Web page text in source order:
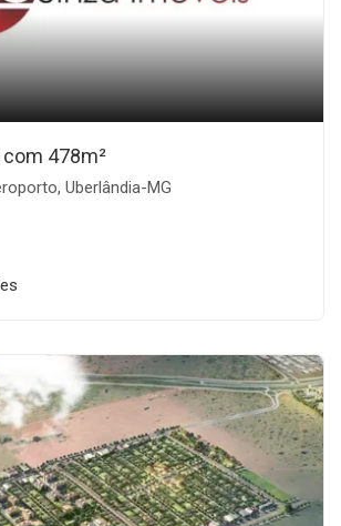
com 478m²
Uberlândia-MG